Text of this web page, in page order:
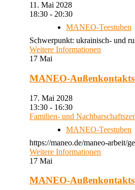
11. Mai 2028
18:30 - 20:30
MANEO-Teestuben
Schwerpunkt: ukrainisch- und
Weitere Informationen
17 Mai
MANEO-
17. Mai 2028
13:30 - 16:30
Familien- und
MANEO-Teestuben
https://maneo.de/maneo-arbeit/
Weitere Informationen
17 Mai
MANEO-